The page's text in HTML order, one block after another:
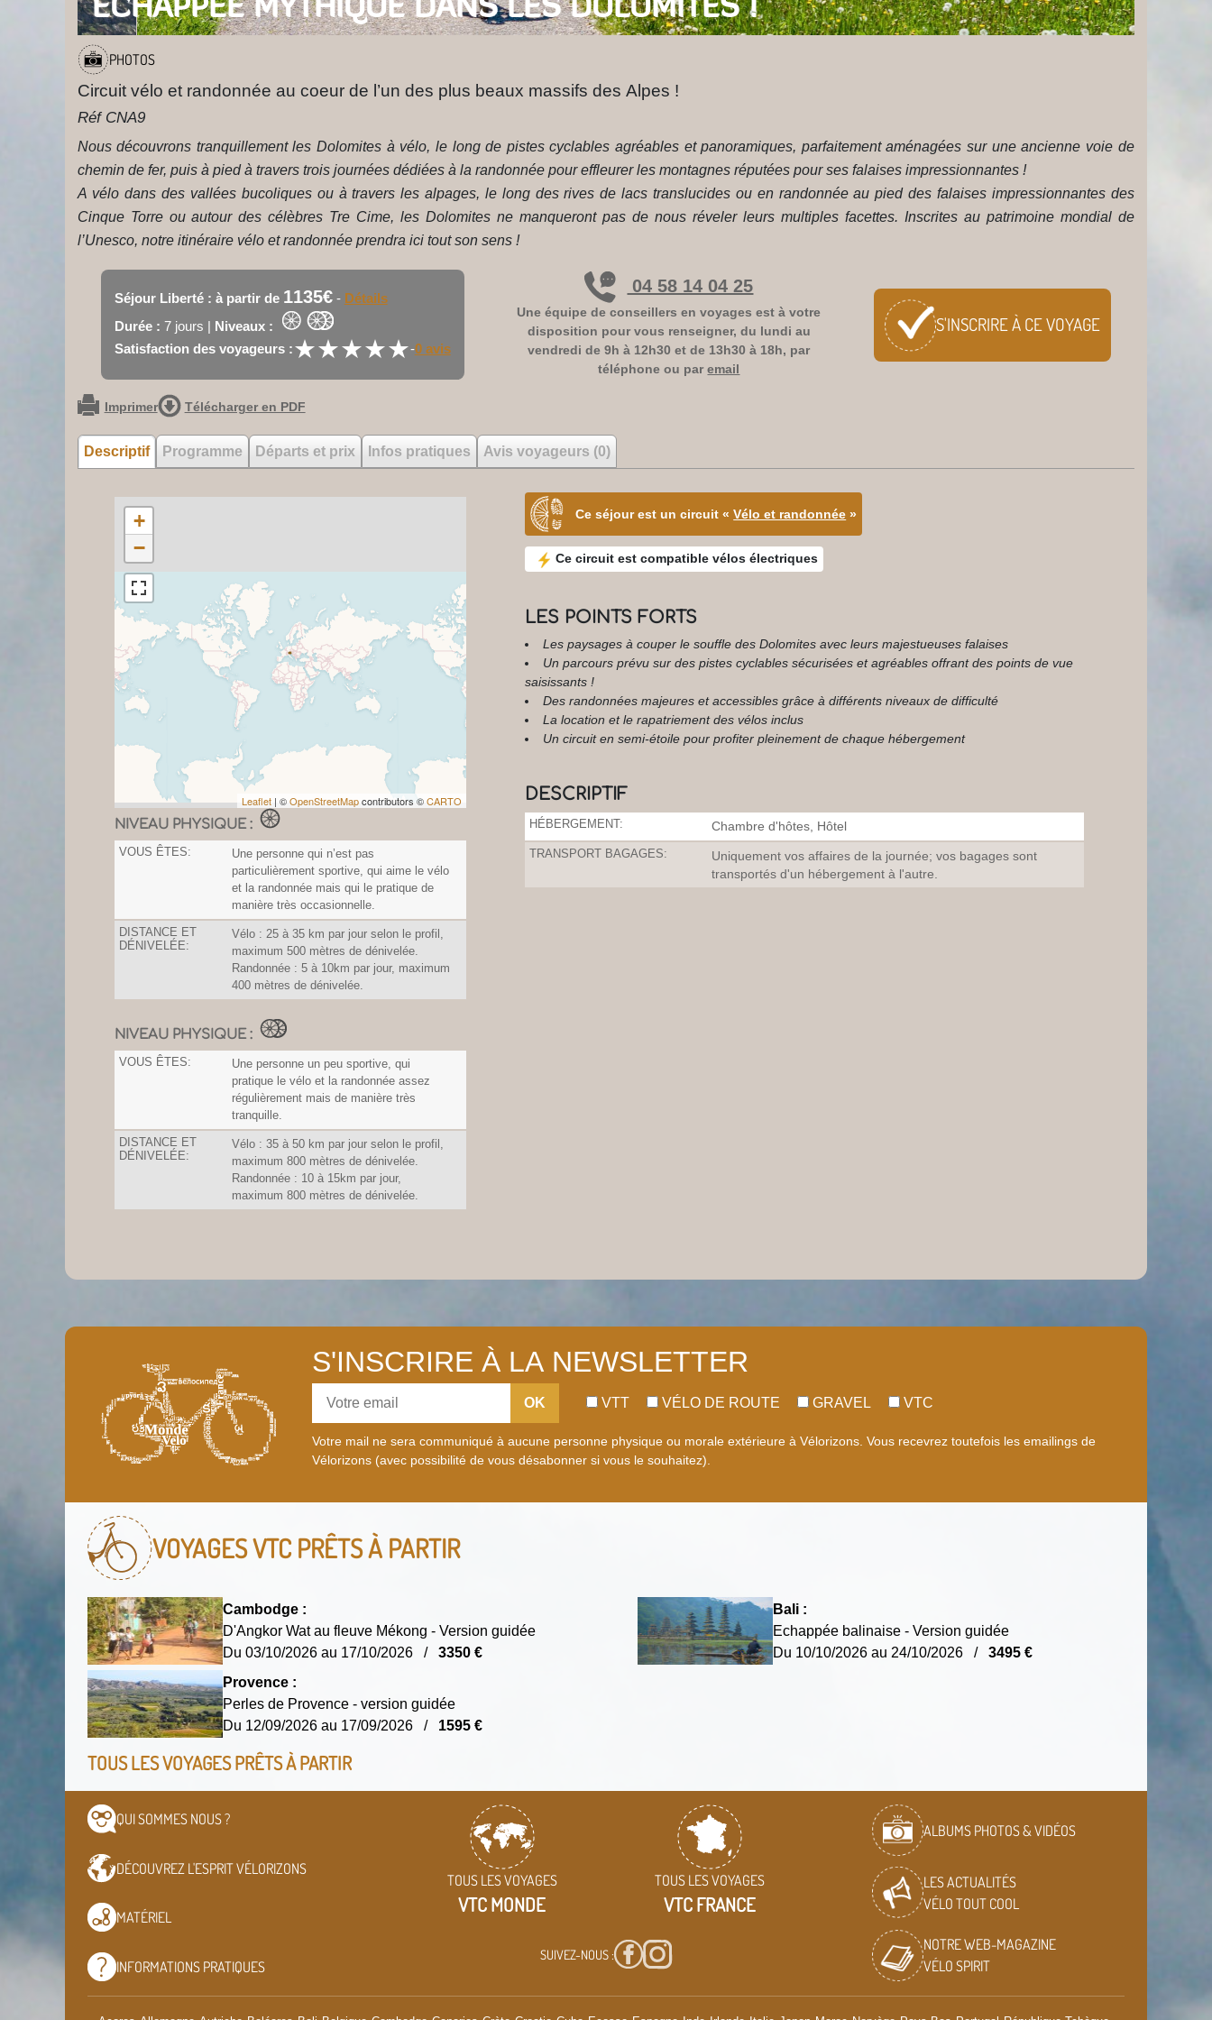
ECHAPPÉE MYTHIQUE DANS LES DOLOMITES !
PHOTOS
Circuit vélo et randonnée au coeur de l’un des plus beaux massifs des Alpes !
Réf CNA9
Nous découvrons tranquillement les Dolomites à vélo, le long de pistes cyclables agréables et panoramiques, parfaitement aménagées sur une ancienne voie de
chemin de fer, puis à pied à travers trois journées dédiées à la randonnée pour effleurer les montagnes réputées pour ses falaises impressionnantes !
A vélo dans des vallées bucoliques ou à travers les alpages, le long des rives de lacs translucides ou en randonnée au pied des falaises impressionnantes des
Cinque Torre ou autour des célèbres Tre Cime, les Dolomites ne manqueront pas de nous réveler leurs multiples facettes. Inscrites au patrimoine mondial de
l’Unesco, notre itinéraire vélo et randonnée prendra ici tout son sens !
Séjour Liberté : à partir de 1135€- Détails
Durée : 7 jours | Niveaux :
Satisfaction des voyageurs :★
★★
★★
★★
★★
★-0 avis
04 58 14 04 25
Une équipe de conseillers en voyages est à votre
disposition pour vous renseigner, du lundi au
vendredi de 9h à 12h30 et de 13h30 à 18h, par
téléphone ou paremail
S'INSCRIRE À CEVOYAGE
Imprimer Télécharger en PDF
Descriptif Programme Départs et prix Infos pratiques Avis voyageurs (0)
+
−
Leaflet| ©OpenStreetMapcontributors ©CARTO
NIVEAU PHYSIQUE :
VOUS ÊTES:
Une personne qui n’est pas
particulièrement sportive, qui aime le vélo
et la randonnée mais qui le pratique de
manière très occasionnelle.
DISTANCE ET
DÉNIVELÉE:
Vélo : 25 à 35 km par jour selon le profil,
maximum 500 mètres de dénivelée.
Randonnée : 5 à 10km par jour, maximum
400 mètres de dénivelée.
NIVEAU PHYSIQUE :
VOUS ÊTES:
Une personne un peu sportive, qui
pratique le vélo et la randonnée assez
régulièrement mais de manière très
tranquille.
DISTANCE ET
DÉNIVELÉE:
Vélo : 35 à 50 km par jour selon le profil,
maximum 800 mètres de dénivelée.
Randonnée : 10 à 15km par jour,
maximum 800 mètres de dénivelée.
Ce séjour est un circuit «Vélo et randonnée »
Ce circuit est compatible vélos électriques
LES POINTS FORTS
Les paysages à couper le souffle des Dolomites avec leurs majestueuses falaises
Un parcours prévu sur des pistes cyclables sécurisées et agréables offrant des points de vue
saisissants !
Des randonnées majeures et accessibles grâce à différents niveaux de difficulté
La location et le rapatriement des vélos inclus
Un circuit en semi-étoile pour profiter pleinement de chaque hébergement
DESCRIPTIF
HÉBERGEMENT: Chambre d'hôtes, Hôtel
TRANSPORT BAGAGES:
Uniquement vos affaires de la journée; vos bagages sont
transportés d'un hébergement à l'autre.
S'INSCRIRE À LA NEWSLETTER
OK VTT VÉLO DE ROUTE GRAVEL VTC
Votre mail ne sera communiqué à aucune personne physique ou morale extérieure à Vélorizons. Vous recevrez toutefois les emailings de
Vélorizons (avec possibilité de vous désabonner si vous le souhaitez).
VOYAGES VTC PRÊTS À PARTIR
Cambodge :
D'Angkor Wat au fleuve Mékong - Version guidée
Du 03/10/2026 au 17/10/2026 / 3350 €
Bali :
Echappée balinaise - Version guidée
Du 10/10/2026 au 24/10/2026 / 3495 €
Provence :
Perles de Provence - version guidée
Du 12/09/2026 au 17/09/2026 / 1595 €
TOUS LES VOYAGES PRÊTS À PARTIR
TOUS LES VOYAGES
VTC MONDE
TOUS LES VOYAGES
VTC FRANCE
ALBUMS PHOTOS & VIDÉOS
LES ACTUALITÉS
VÉLO TOUT COOL
NOTRE WEB-MAGAZINE
VÉLO SPIRIT
QUI SOMMES NOUS ?
DÉCOUVREZ L'ESPRITVÉLORIZONS
MATÉRIEL
INFORMATIONS PRATIQUES
SUIVEZ-NOUS :